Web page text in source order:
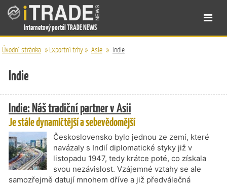
Internetový portál TRADE NEWS
Úvodní stránka » Exportní trhy» Asie » Indie
Indie
Indie: Náš tradiční partner v Asii
Je stále dynamičtější a sebevědomější
Československo bylo jednou ze zemí, které
navázaly s Indií diplomatické styky již v
listopadu 1947, tedy krátce poté, co získala
svou nezávislost. Vzájemné vztahy se ale
samozřejmě datují mnohem dříve a již předválečná